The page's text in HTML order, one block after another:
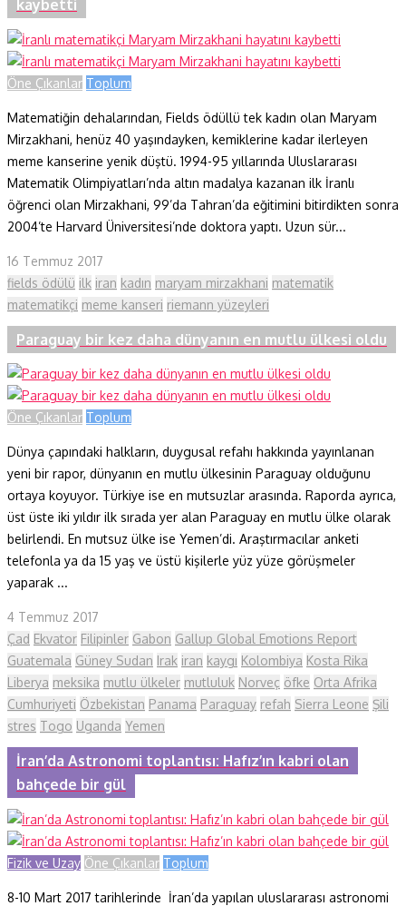
kaybetti
Öne Çıkanlar Toplum
Matematiğin dehalarından, Fields ödüllü tek kadın olan Maryam
Mirzakhani, henüz 40 yaşındayken, kemiklerine kadar ilerleyen
meme kanserine yenik düştü. 1994-95 yıllarında Uluslararası
Matematik Olimpiyatları’nda altın madalya kazanan ilk İranlı
öğrenci olan Mirzakhani, 99’da Tahran’da eğitimini bitirdikten sonra
2004’te Harvard Üniversitesi’nde doktora yaptı. Uzun sür...
16 Temmuz 2017
fields ödülü ilk iran kadın maryam mirzakhani matematik
matematikçi meme kanseri riemann yüzeyleri
Paraguay bir kez daha dünyanın en mutlu ülkesi oldu
Öne Çıkanlar Toplum
Dünya çapındaki halkların, duygusal refahı hakkında yayınlanan
yeni bir rapor, dünyanın en mutlu ülkesinin Paraguay olduğunu
ortaya koyuyor. Türkiye ise en mutsuzlar arasında. Raporda ayrıca,
üst üste iki yıldır ilk sırada yer alan Paraguay en mutlu ülke olarak
belirlendi. En mutsuz ülke ise Yemen’di. Araştırmacılar anketi
telefonla ya da 15 yaş ve üstü kişilerle yüz yüze görüşmeler
yaparak ...
4 Temmuz 2017
Çad Ekvator Filipinler Gabon Gallup Global Emotions Report
Guatemala Güney Sudan Irak iran kaygı Kolombiya Kosta Rika
Liberya meksika mutlu ülkeler mutluluk Norveç öfke Orta Afrika
Cumhuriyeti Özbekistan Panama Paraguay refah Sierra Leone Şili
stres Togo Uganda Yemen
İran’da Astronomi toplantısı: Hafız’ın kabri olan
bahçede bir gül
Fizik ve Uzay Öne Çıkanlar Toplum
8-10 Mart 2017 tarihlerinde İran’da yapılan uluslararası astronomi